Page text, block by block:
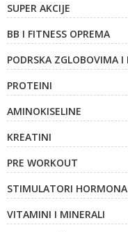
SUPER AKCIJE
BB I FITNESS OPREMA
PODRSKA ZGLOBOVIMA
PROTEINI
AMINOKISELINE
KREATINI
PRE WORKOUT
STIMULATORI HORMONA
VITAMINI I MINERALI